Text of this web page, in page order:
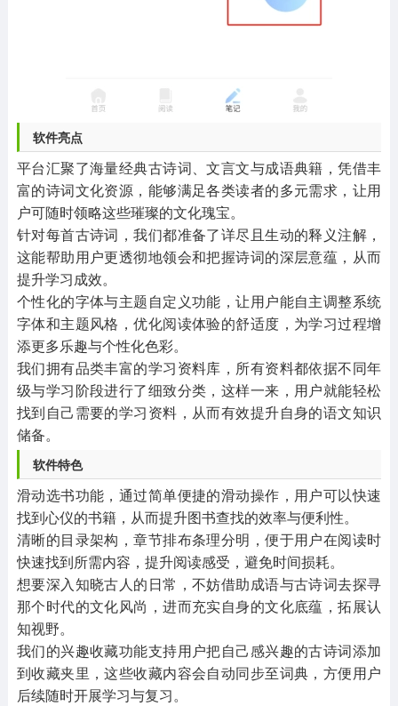
软件亮点
平台汇聚了海量经典古诗词、文言文与成语典籍，凭借丰
富的诗词文化资源，能够满足各类读者的多元需求，让用
户可随时领略这些璀璨的文化瑰宝。
针对每首古诗词，我们都准备了详尽且生动的释义注解，
这能帮助用户更透彻地领会和把握诗词的深层意蕴，从而
提升学习成效。
个性化的字体与主题自定义功能，让用户能自主调整系统
字体和主题风格，优化阅读体验的舒适度，为学习过程增
添更多乐趣与个性化色彩。
我们拥有品类丰富的学习资料库，所有资料都依据不同年
级与学习阶段进行了细致分类，这样一来，用户就能轻松
找到自己需要的学习资料，从而有效提升自身的语文知识
储备。
软件特色
滑动选书功能，通过简单便捷的滑动操作，用户可以快速
找到心仪的书籍，从而提升图书查找的效率与便利性。
清晰的目录架构，章节排布条理分明，便于用户在阅读时
快速找到所需内容，提升阅读感受，避免时间损耗。
想要深入知晓古人的日常，不妨借助成语与古诗词去探寻
那个时代的文化风尚，进而充实自身的文化底蕴，拓展认
知视野。
我们的兴趣收藏功能支持用户把自己感兴趣的古诗词添加
到收藏夹里，这些收藏内容会自动同步至词典，方便用户
后续随时开展学习与复习。